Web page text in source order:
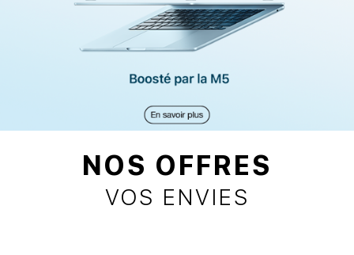
NOS OFFRES
VOS ENVIES